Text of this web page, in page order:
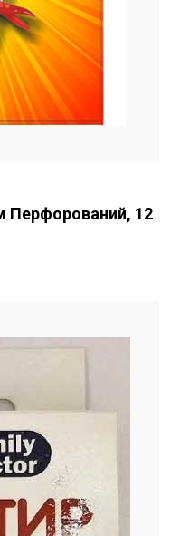
Перфорований, 12